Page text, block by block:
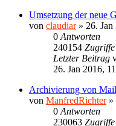
Umsetzung der neue
von claudiar» 26.
0 Antworten
240154 Zugriffe
Letzter Beitrag
26. Jan 2016,
Archivierung von
von ManfredRichter»
0 Antworten
230063 Zugriffe